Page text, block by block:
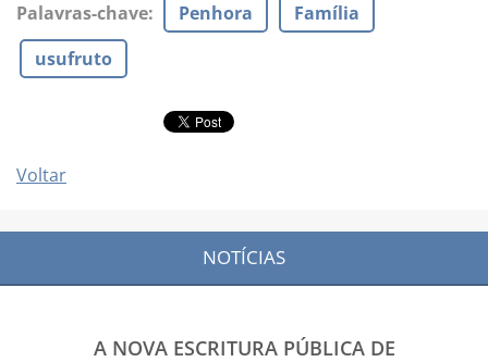
Palavras-chave: Penhora
Família
usufruto
Voltar
NOTÍCIAS
A NOVA ESCRITURA PÚBLICA DE